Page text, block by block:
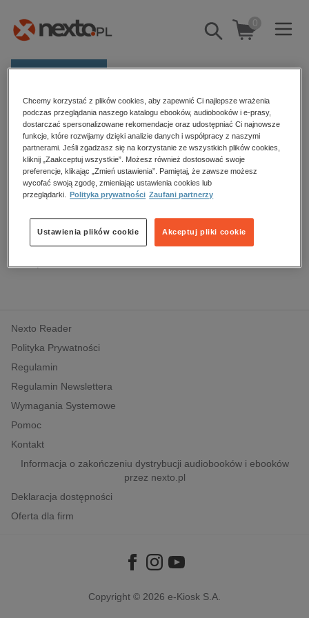
Pokaż/schowaj
wyszukiwarkę
0
Kategorie
Zobacz wszystkie E-prasa
budownictwo, aranżacja wnętrz
biznesowe, branżowe, gospodarka
dzienniki
edukacja
hobby, sport, rozrywka
psychologiczne
inne
popularno-naukowe
religie
Strona główna ebooki
Duchowość i religia
Duchowość
Duchowość – ebooki
Sortowanie Filtrowanie
Nexto Reader
Polityka Prywatności
Regulamin
Regulamin Newslettera
Wymagania Systemowe
Pomoc
Kontakt
Informacja o zakończeniu dystrybucji audiobooków i ebooków
przez nexto.pl
Deklaracja dostępności
Oferta dla firm
Copyright © 2026 e-Kiosk S.A.
Chcemy korzystać z plików cookies, aby zapewnić Ci najlepsze wrażenia
podczas przeglądania naszego katalogu ebooków, audiobooków i e-prasy,
dostarczać spersonalizowane rekomendacje oraz udostępniać Ci najnowsze
funkcje, które rozwijamy dzięki analizie danych i współpracy z naszymi
partnerami. Jeśli zgadzasz się na korzystanie ze wszystkich plików cookies,
kliknij „Zaakceptuj wszystkie”. Możesz również dostosować swoje
preferencje, klikając „Zmień ustawienia”. Pamiętaj, że zawsze możesz
wycofać swoją zgodę, zmieniając ustawienia cookies lub
przeglądarki.
Polityka prywatności Zaufani partnerzy
Akceptuj pliki cookie
Ustawienia plików cookie